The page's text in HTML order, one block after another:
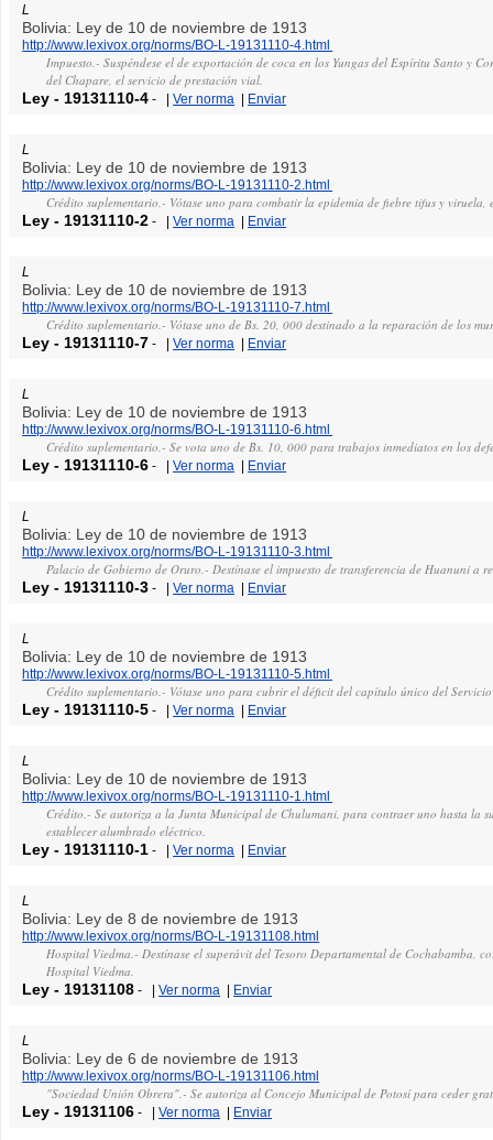
L
Bolivia: Ley de 10 de noviembre de 1913
http://www.lexivox.org/norms/BO-L-19131110-4.html
Impuesto.- Suspéndese el de exportación de coca en los Yungas del Espíritu Santo y
del Chapare, el servicio de prestación vial.
Ley - 19131110-4 - |Ver norma | Enviar
L
Bolivia: Ley de 10 de noviembre de 1913
http://www.lexivox.org/norms/BO-L-19131110-2.html
Crédito suplementario.- Vótase uno para combatir la epidemia de fiebre tifus y
Ley - 19131110-2 - |Ver norma | Enviar
L
Bolivia: Ley de 10 de noviembre de 1913
http://www.lexivox.org/norms/BO-L-19131110-7.html
Crédito suplementario.- Vótase uno de Bs. 20, 000 destinado a la reparación de los
Ley - 19131110-7 - |Ver norma | Enviar
L
Bolivia: Ley de 10 de noviembre de 1913
http://www.lexivox.org/norms/BO-L-19131110-6.html
Crédito suplementario.- Se vota uno de Bs. 10, 000 para trabajos inmediatos en los
Ley - 19131110-6 - |Ver norma | Enviar
L
Bolivia: Ley de 10 de noviembre de 1913
http://www.lexivox.org/norms/BO-L-19131110-3.html
Palacio de Gobierno de Oruro.- Destínase el impuesto de transferencia de Huanuni a
Ley - 19131110-3 - |Ver norma | Enviar
L
Bolivia: Ley de 10 de noviembre de 1913
http://www.lexivox.org/norms/BO-L-19131110-5.html
Crédito suplementario.- Vótase uno para cubrir el déficit del capítulo único del
Ley - 19131110-5 - |Ver norma | Enviar
L
Bolivia: Ley de 10 de noviembre de 1913
http://www.lexivox.org/norms/BO-L-19131110-1.html
Crédito.- Se autoriza a la Junta Municipal de Chulumani, para contraer uno hasta la
establecer alumbrado eléctrico.
Ley - 19131110-1 - |Ver norma | Enviar
L
Bolivia: Ley de 8 de noviembre de 1913
http://www.lexivox.org/norms/BO-L-19131108.html
Hospital Viedma.- Destínase el superávit del Tesoro Departamental de Cochabamba,
Hospital Viedma.
Ley - 19131108 - |Ver norma | Enviar
L
Bolivia: Ley de 6 de noviembre de 1913
http://www.lexivox.org/norms/BO-L-19131106.html
"Sociedad Unión Obrera".- Se autoriza al Concejo Municipal de Potosí para ceder
Ley - 19131106 - |Ver norma | Enviar